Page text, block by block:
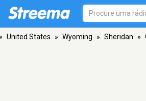
» United States » Wyoming » Sheridan »